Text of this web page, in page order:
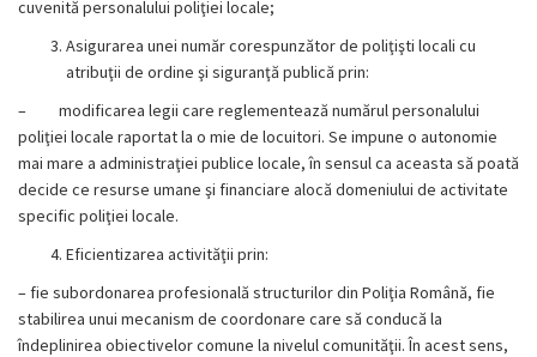
cuvenită personalului poliţiei locale;
Asigurarea unei număr corespunzător de poliţişti locali cu
atribuţii de ordine şi siguranţă publică prin:
–
modificarea legii care reglementează numărul personalului
poliţiei locale raportat la o mie de locuitori. Se impune o autonomie
mai mare a administraţiei publice locale, în sensul ca aceasta să poată
decide ce resurse umane şi financiare alocă domeniului de activitate
specific poliţiei locale.
Eficientizarea activităţii prin:
– fie subordonarea profesională structurilor din Poliţia Română, fie
stabilirea unui mecanism de coordonare care să conducă la
îndeplinirea obiectivelor comune la nivelul comunităţii. În acest sens,